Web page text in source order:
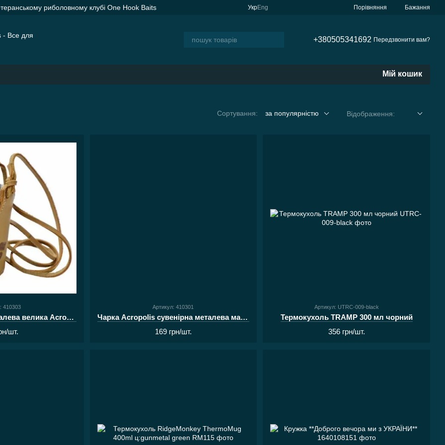
риболовному клубі One Hook Baits
УкрEng Порівняння Бажання
+380505341692 Передзвонити вам?
Мій кошик
Сортування: за популярністю Відображення:
410303
Чарка сувенірна металева велика Acropolis СХБ-1
шт.
Артикул: 410301
Чарка Acropolis сувенірна металева мала СХМ-1
169 грн/шт.
Артикул: UTRC-009-black
Термокухоль TRAMP 300 мл чорний
356 грн/шт.